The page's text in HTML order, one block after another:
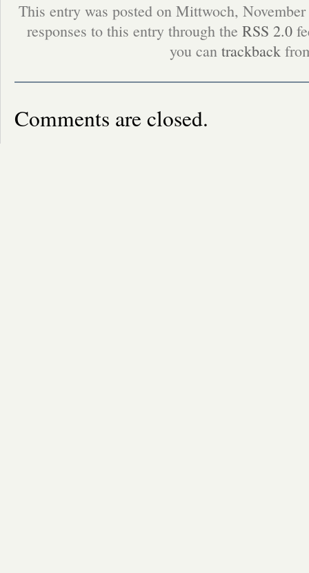
This entry was posted on Mittwoch,
responses to this entry through the RSS 2.0
you can trackback
Comments are closed.